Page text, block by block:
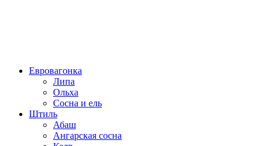
Евровагонка
Липа
Ольха
Сосна и ель
Штиль
Абаш
Ангарская сосна